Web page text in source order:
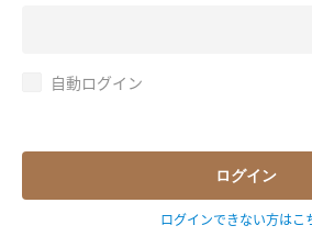
自動ログイン
ログインできない方はこ